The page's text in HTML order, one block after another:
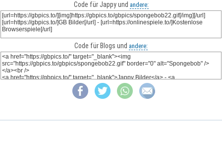
Code für Jappy und andere:
Code für Blogs und andere: